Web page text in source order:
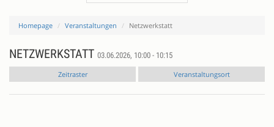
Homepage Veranstaltungen Netzwerkstatt
NETZWERKSTATT 03.06.2026, 10:00 - 10:15
Zeitraster Veranstaltungsort